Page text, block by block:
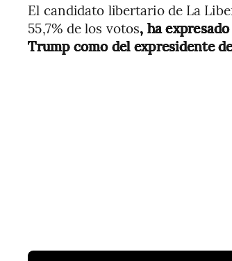
El candidato libertario de La
55,7% de los votos, ha
Trump como del expresidente